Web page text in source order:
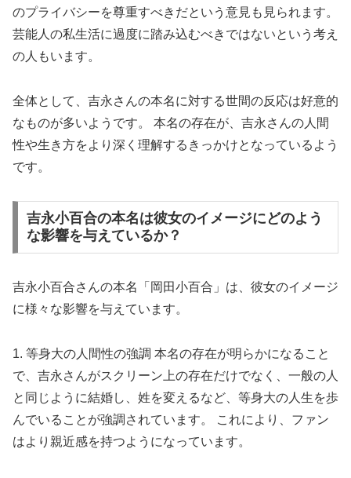
のプライバシーを尊重すべきだという意見も見られます。
芸能人の私生活に過度に踏み込むべきではないという考え
の人もいます。
全体として、吉永さんの本名に対する世間の反応は好意的
なものが多いようです。 本名の存在が、吉永さんの人間
性や生き方をより深く理解するきっかけとなっているよう
です。
吉永小百合の本名は彼女のイメージにどのよう
な影響を与えているか？
吉永小百合さんの本名「岡田小百合」は、彼女のイメージ
に様々な影響を与えています。
1. 等身大の人間性の強調 本名の存在が明らかになること
で、吉永さんがスクリーン上の存在だけでなく、一般の人
と同じように結婚し、姓を変えるなど、等身大の人生を歩
んでいることが強調されています。 これにより、ファン
はより親近感を持つようになっています。